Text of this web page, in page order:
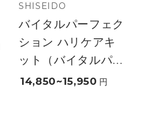
SHISEIDO
バイタルパーフェク
ション ハリケアキ
ット（バイタルパ...
14,850~15,950 円